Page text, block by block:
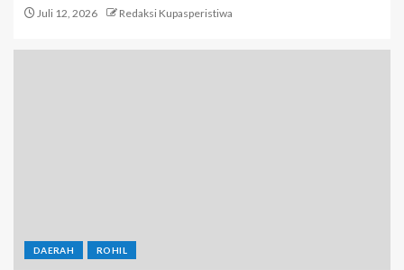
Juli 12, 2026 Redaksi Kupasperistiwa
DAERAH ROHIL